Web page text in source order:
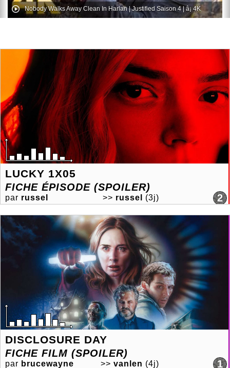
Nobody Walks Away Clean In Harlan | Justified Saison 4 | â¡ 4K
2
LUCKY 1X05
FICHE ÉPISODE (SPOILER)
par russel >> russel (3j)
1
DISCLOSURE DAY
FICHE FILM (SPOILER)
par brucewayne >> vanlen (4j)